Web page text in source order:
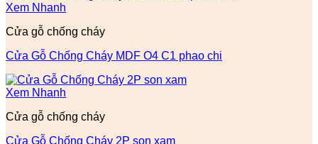
Xem Nhanh
Cửa gỗ chống cháy
Cửa Gỗ Chống Cháy MDF O4 C1 phao chi
Xem Nhanh
Cửa gỗ chống cháy
Cửa Gỗ Chống Cháy 2P son xam